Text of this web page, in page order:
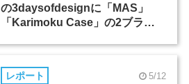
の3daysofdesignに「MAS」
「Karimoku Case」の2ブラン
レポート 5/12